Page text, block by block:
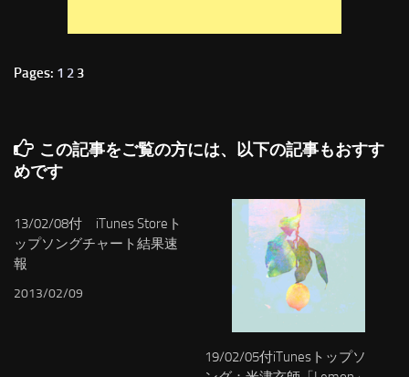
Pages: 1 2 3
この記事をご覧の方には、以下の記事もおすす
めです
13/02/08付 iTunes Storeト
ップソングチャート結果速
報
2013/02/09
19/02/05付iTunesトップソ